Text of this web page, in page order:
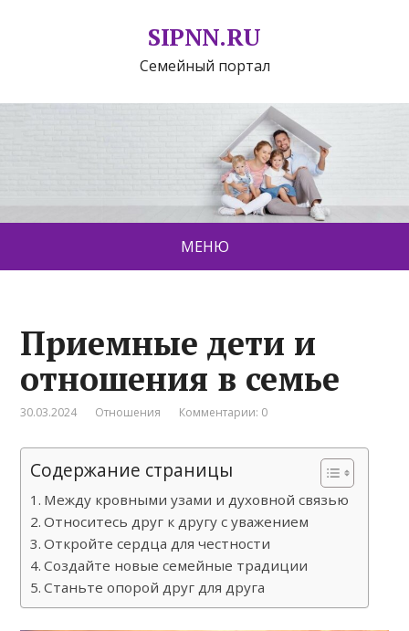
SIPNN.RU
Семейный портал
МЕНЮ
Приемные дети и
отношения в семье
30.03.2024 Отношения Комментарии: 0
Содержание страницы
Между кровными узами и духовной связью
Относитесь друг к другу с уважением
Откройте сердца для честности
Создайте новые семейные традиции
Станьте опорой друг для друга